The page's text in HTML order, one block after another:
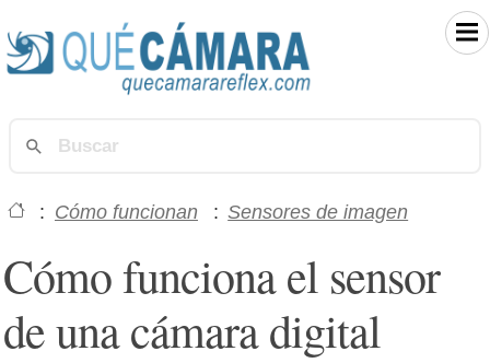
: Cómo funcionan : Sensores de imagen
Cómo funciona el sensor
de una cámara digital